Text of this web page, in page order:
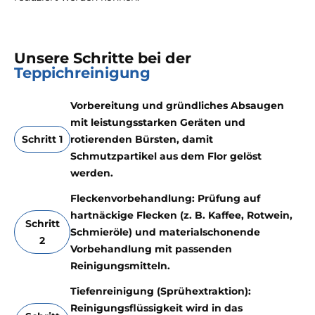
Unsere Schritte bei der
Teppichreinigung
Schritt 1
Vorbereitung und gründliches Absaugen
mit leistungsstarken Geräten und
rotierenden Bürsten, damit
Schmutzpartikel aus dem Flor gelöst
werden.
Schritt
2
Fleckenvorbehandlung: Prüfung auf
hartnäckige Flecken (z. B. Kaffee, Rotwein,
Schmieröle) und materialschonende
Vorbehandlung mit passenden
Reinigungsmitteln.
Tiefenreinigung (Sprühextraktion):
Reinigungsflüssigkeit wird in das